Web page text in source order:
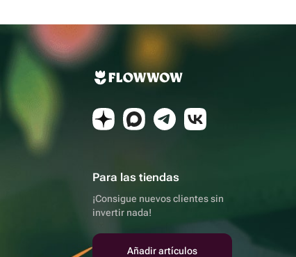
Para las tiendas
¡Consigue nuevos clientes sin
invertir nada!
Añadir artículos